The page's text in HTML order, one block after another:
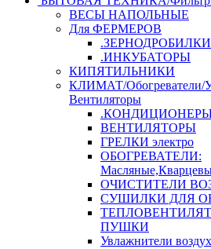
ВЕСЫ НАПОЛЬНЫЕ
Для ФЕРМЕРОВ
.ЗЕРНОДРОБИЛКИ
.ИНКУБАТОРЫ
КИПЯТИЛЬНИКИ
КЛИМАТ/Обогреватели/
Вентиляторы
ВЕНТИЛЯТОРЫ
ГРЕЛКИ электро
ОБОГРЕВАТЕЛИ:
ОЧИСТИТЕЛИ
СУШИЛКИ ДЛЯ
ПУШКИ
Увлажнители